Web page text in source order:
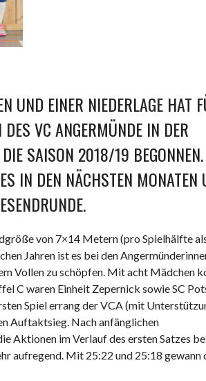
UND EINER NIEDERLAGE HAT
VC ANGERMÜNDE IN DER
SAISON 2018/19
IN DEN NÄCHSTEN MONATEN
von 7×14 Metern (pro Spielhälfte
Jahren ist es bei den
Vollen zu schöpfen. Mit acht Mädchen
C waren Einheit Zepernick sowie SC
Spiel errang der VCA (mit
Auftaktsieg. Nach anfänglichen
Aktionen im Verlauf des ersten Satzes
aufregend. Mit 25:22 und 25:18 gewann